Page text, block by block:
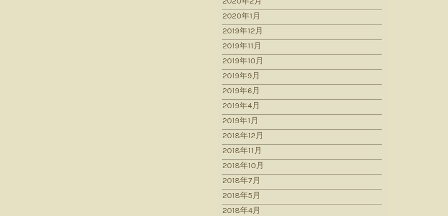
2020年1月
2019年12月
2019年11月
2019年10月
2019年9月
2019年6月
2019年4月
2019年1月
2018年12月
2018年11月
2018年10月
2018年7月
2018年5月
2018年4月